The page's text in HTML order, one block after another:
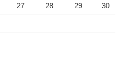
27 28 29 30